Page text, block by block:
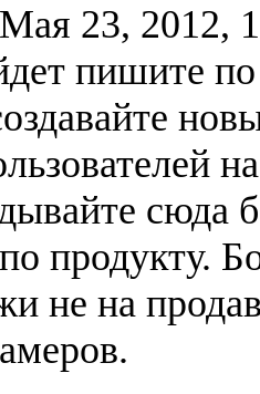
Мая 23, 2012,
пишите
сюда
продукту.
не на